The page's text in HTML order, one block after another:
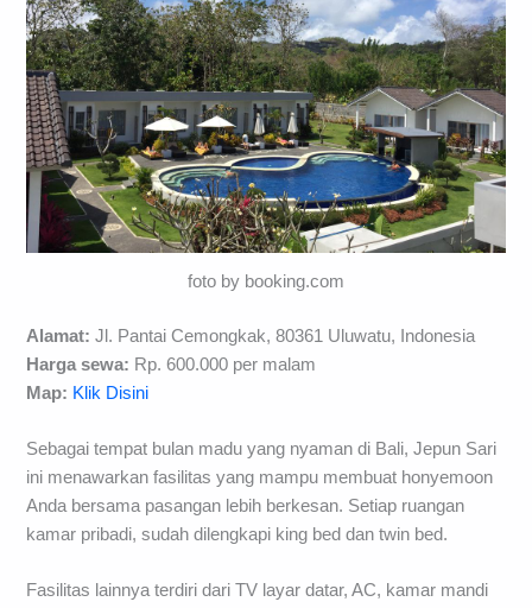
foto by booking.com
Alamat: Jl. Pantai Cemongkak, 80361 Uluwatu, Indonesia
Harga sewa: Rp. 600.000 per malam
Map: Klik Disini
Sebagai tempat bulan madu yang nyaman di Bali, Jepun Sari
ini menawarkan fasilitas yang mampu membuat honyemoon
Anda bersama pasangan lebih berkesan. Setiap ruangan
kamar pribadi, sudah dilengkapi king bed dan twin bed.
Fasilitas lainnya terdiri dari TV layar datar, AC, kamar mandi